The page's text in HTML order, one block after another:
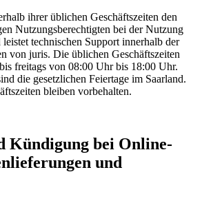
ihrer üblichen Geschäftszeiten den
Nutzungsberechtigten bei der Nutzung
technischen Support innerhalb der
von juris. Die üblichen Geschäftszeiten
freitags von 08:00 Uhr bis 18:00 Uhr.
die gesetzlichen Feiertage im Saarland.
bleiben vorbehalten.
Kündigung bei Online-
und